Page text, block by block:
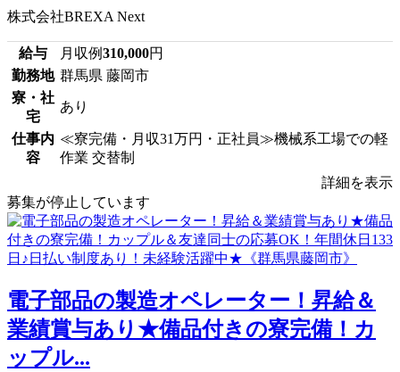
株式会社BREXA Next
給与 月収例310,000円
勤務地 群馬県 藤岡市
寮・社
宅
あり
仕事内
容
≪寮完備・月収31万円・正社員≫機械系工場での軽
作業 交替制
詳細を表示
募集が停止しています
電子部品の製造オペレーター！昇給＆
業績賞与あり★備品付きの寮完備！カ
ップル...